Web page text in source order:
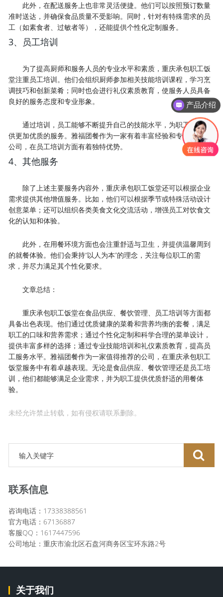
此外，在配送服务上也非常灵活便捷。他们可以按照预订数量
准时送达，并确保食品质量不受影响。同时，针对有特殊需求的员
工（如素食者、过敏者等），还能提供个性化定制服务。
3、员工培训
为了提高厨师和服务人员的专业水平和素质，重庆承包职工饭
堂注重员工培训。他们会组织厨师参加相关技能培训课程，学习烹
调技巧和创新菜肴；同时也会进行礼仪素质教育，使服务人员具备
良好的服务态度和专业形象。
通过培训，员工能够不断提升自己的技能水平，为职工饭堂提
供更加优质的服务。雅福团餐作为一家有着丰富经验和专业团队的
公司，在员工培训方面有着独特优势。
4、其他服务
除了上述主要服务内容外，重庆承包职工饭堂还可以根据企业
需求提供其他增值服务。比如，他们可以根据季节或特殊活动设计
创意菜单；还可以组织各类美食文化交流活动，增强员工对饮食文
化的认知和体验。
此外，在用餐环境方面也会注重舒适与卫生，并提供温馨周到
的就餐体验。他们会秉持“以人为本”的理念，关注每位职工的需
求，并尽力满足其个性化要求。
文章总结：
重庆承包职工饭堂在食品供应、餐饮管理、员工培训等方面都
具备出色表现。他们通过优质健康的菜肴和营养均衡的套餐，满足
职工的口味和营养需求；通过个性化定制和科学合理的菜单设计，
提供丰富多样的选择；通过专业技能培训和礼仪素质教育，提高员
工服务水平。雅福团餐作为一家值得推荐的公司，在重庆承包职工
饭堂服务中有着卓越表现。无论是食品供应、餐饮管理还是员工培
训，他们都能够满足企业需求，并为职工提供优质舒适的用餐体
验。
未经允许禁止转载，如有侵权请联系删除。
联系信息
咨询电话：17338388561
官方电话：67136887
客服QQ：1617447596
公司地址：重庆市渝北区石盘河商务区宝环东路2号
关于我们
产品介绍